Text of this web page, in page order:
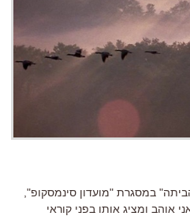
במסגרת "מועדון סינמסקופ",
אוהב ומציג אותו בפני קוראי